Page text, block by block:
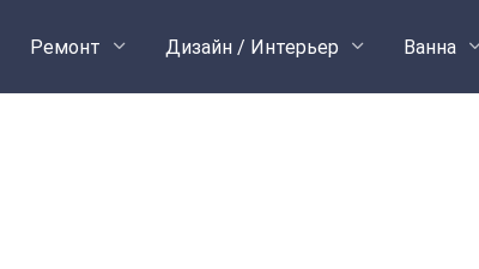
Ремонт Дизайн / Интерьер Ванна